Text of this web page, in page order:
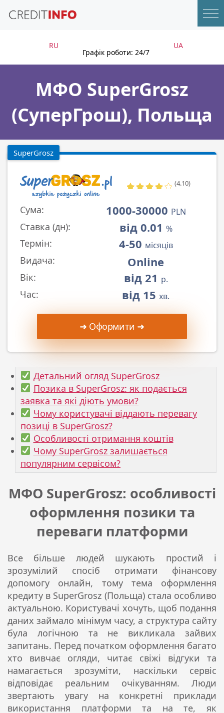
RU UA
Графік роботи: 24/7
МФО SuperGrosz
(СуперГрош), Польща
SuperGrosz
(4.10)
Сума: 1000-30000 PLN
Ставка (дн): від 0.01 %
Термін: 4-50 місяців
Видача: Online
Вік: від 21 р.
Час: від 15 хв.
➜ Оформити ➜
Детальний огляд SuperGrosz
Позика в SuperGrosz: як подається
заявка та які діють умови?
Чому користувачі віддають перевагу
позиці в SuperGrosz?
Особливості отримання коштів
Чому SuperGrosz залишається
популярним сервісом?
МФО SuperGrosz: особливості
оформлення позики та
переваги платформи
Все більше людей шукають простий і
зрозумілий спосіб отримати фінансову
допомогу онлайн, тому тема оформлення
кредиту в SuperGrosz (Польща) стала особливо
актуальною. Користувачі хочуть, щоб подання
даних займало мінімум часу, а структура сайту
була логічною та не викликала зайвих
запитань. Перед початком оформлення багато
хто вивчає огляди, читає свіжі відгуки та
намагається зрозуміти, наскільки сервіс
відповідає реальним очікуванням. Люди
звертають увагу на конкретні приклади
використання платформи та на те, як